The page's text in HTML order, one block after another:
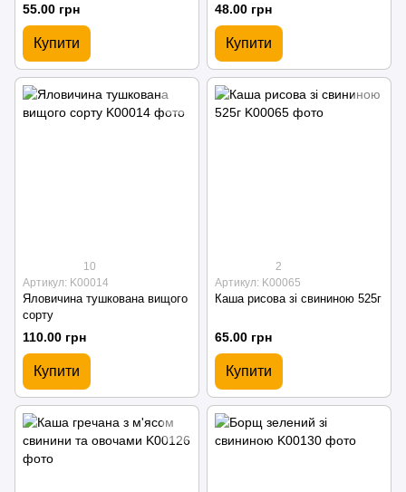
55.00 грн
Купити
48.00 грн
Купити
10
Артикул: K00014
Яловичина тушкована вищого
сорту
110.00 грн
Купити
2
Артикул: K00065
Каша рисова зі свининою 525г
65.00 грн
Купити